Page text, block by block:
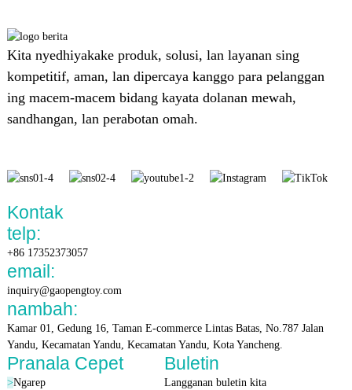
Microwave Multi-kanal
Warta Liyane
Microwave Multi-kanal
Warta Liyane
Microwave Multi-kanal
Warta Liyane
Kita nyedhiyakake produk, solusi, lan layanan sing
kompetitif, aman, lan dipercaya kanggo para pelanggan
ing macem-macem bidang kayata dolanan mewah,
sandhangan, lan perabotan omah.
Kontak
telp:
+86 17352373057
email:
inquiry@gaopengtoy.com
nambah:
Kamar 01, Gedung 16, Taman E-commerce Lintas Batas, No.787 Jalan
Yandu, Kecamatan Yandu, Kecamatan Yandu, Kota Yancheng.
Pranala Cepet
>Ngarep
Buletin
Langganan buletin kita